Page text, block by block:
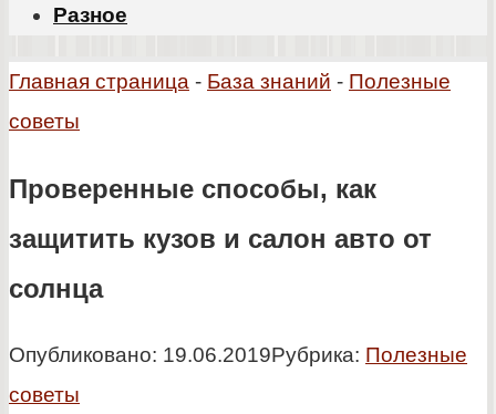
Разное
Главная страница - База знаний - Полезные
советы
Проверенные способы, как
защитить кузов и салон авто от
солнца
Опубликовано: 19.06.2019Рубрика: Полезные
советы